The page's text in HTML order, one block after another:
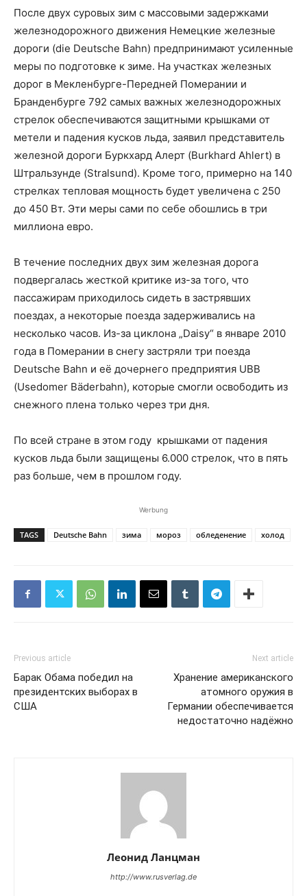
После двух суровых зим с массовыми задержками
железнодорожного движения Немецкие железные
дороги (die Deutsche Bahn) предпринимают усиленные
меры по подготовке к зиме. На участках железных
дорог в Мекленбурге-Передней Померании и
Бранденбурге 792 самых важных железнодорожных
стрелок обеспечиваются защитными крышками от
метели и падения кусков льда, заявил представитель
железной дороги Буркхард Алерт (Burkhard Ahlert) в
Штральзунде (Stralsund). Кроме того, примерно на 140
стрелках тепловая мощность будет увеличена с 250
до 450 Вт. Эти меры сами по себе обошлись в три
миллиона евро.
В течение последних двух зим железная дорога
подвергалась жесткой критике из-за того, что
пассажирам приходилось сидеть в застрявших
поездах, а некоторые поезда задерживались на
несколько часов. Из-за циклона „Daisy“ в январе 2010
года в Померании в снегу застряли три поезда
Deutsche Bahn и её дочернего предприятия UBB
(Usedomer Bäderbahn), которые смогли освободить из
снежного плена только через три дня.
По всей стране в этом году крышками от падения
кусков льда были защищены 6.000 стрелок, что в пять
раз больше, чем в прошлом году.
Werbung
TAGS Deutsche Bahn зима мороз обледенение холод
Previous article
Барак Обама победил на
президентских выборах в
США
Next article
Хранение американского
атомного оружия в
Германии обеспечивается
недостаточно надёжно
Леонид Ланцман
http://www.rusverlag.de